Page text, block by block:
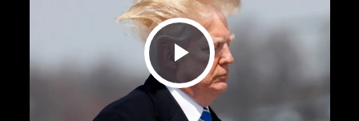
Play Video